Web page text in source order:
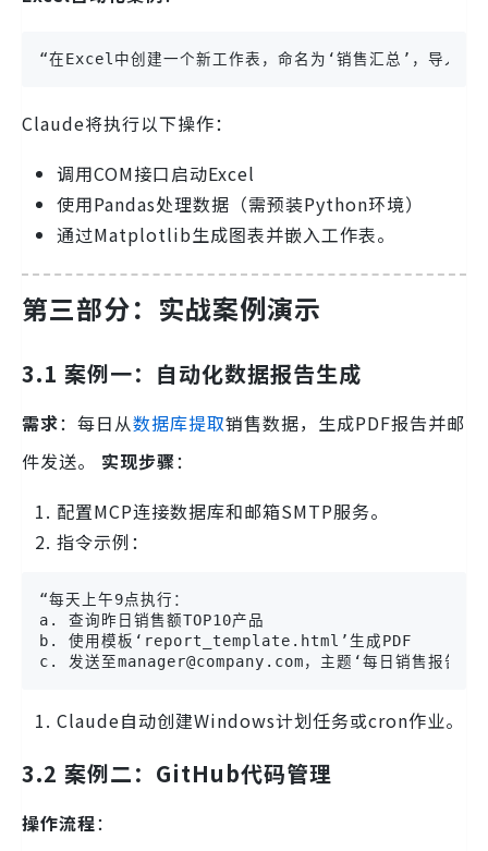
“在Excel中创建一个新工作表，命名为‘销售汇总’，导入
Claude将执行以下操作：
调用COM接口启动Excel
使用Pandas处理数据（需预装Python环境）
通过Matplotlib生成图表并嵌入工作表。
第三部分：实战案例演示
3.1 案例一：自动化数据报告生成
需求：每日从数据库提取销售数据，生成PDF报告并邮
件发送。 实现步骤：
配置MCP连接数据库和邮箱SMTP服务。
指令示例：
“每天上午9点执行：
a. 查询昨日销售额TOP10产品
b. 使用模板‘report_template.html’生成PDF
c. 发送至manager@company.com，主题‘每日销售报告’”
Claude自动创建Windows计划任务或cron作业。
3.2 案例二：GitHub代码管理
操作流程：